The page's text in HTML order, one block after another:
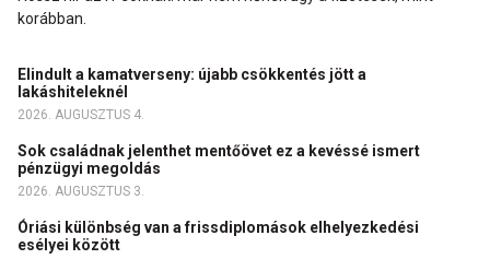
korábban.
Elindult a kamatverseny: újabb csökkentés jött a
lakáshiteleknél
2026. AUGUSZTUS 4.
Sok családnak jelenthet mentőövet ez a kevéssé ismert
pénzügyi megoldás
2026. AUGUSZTUS 3.
Óriási különbség van a frissdiplomások elhelyezkedési
esélyei között